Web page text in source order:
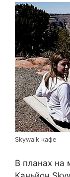
Skywalk кафе
В планах на